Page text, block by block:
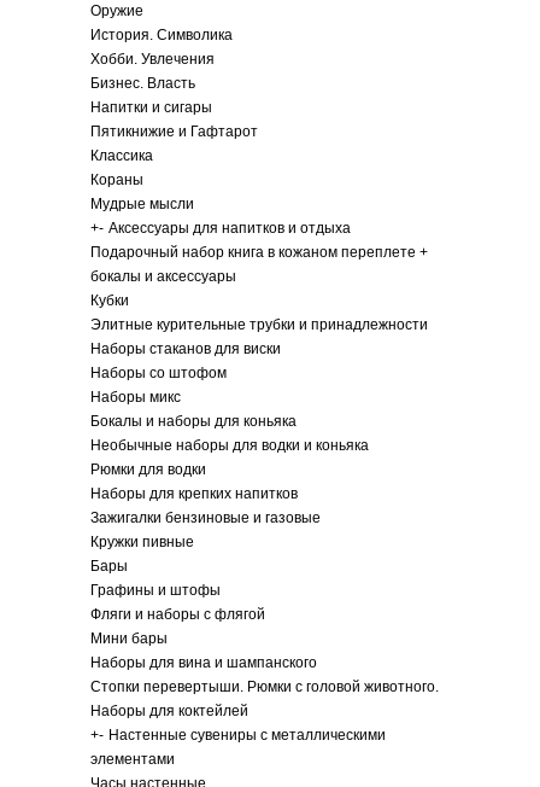
Оружие
История. Символика
Хобби. Увлечения
Бизнес. Власть
Напитки и сигары
Пятикнижие и Гафтарот
Классика
Кораны
Мудрые мысли
+- Аксессуары для напитков и отдыха
Подарочный набор книга в кожаном переплете +
бокалы и аксессуары
Кубки
Элитные курительные трубки и принадлежности
Наборы стаканов для виски
Наборы со штофом
Наборы микс
Бокалы и наборы для коньяка
Необычные наборы для водки и коньяка
Рюмки для водки
Наборы для крепких напитков
Зажигалки бензиновые и газовые
Кружки пивные
Бары
Графины и штофы
Фляги и наборы с флягой
Мини бары
Наборы для вина и шампанского
Стопки перевертыши. Рюмки с головой животного.
Наборы для коктейлей
+- Настенные сувениры с металлическими
элементами
Часы настенные